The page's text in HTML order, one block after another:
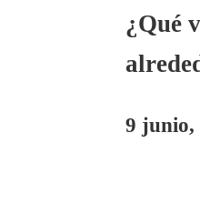
¿Qué
9 junio,